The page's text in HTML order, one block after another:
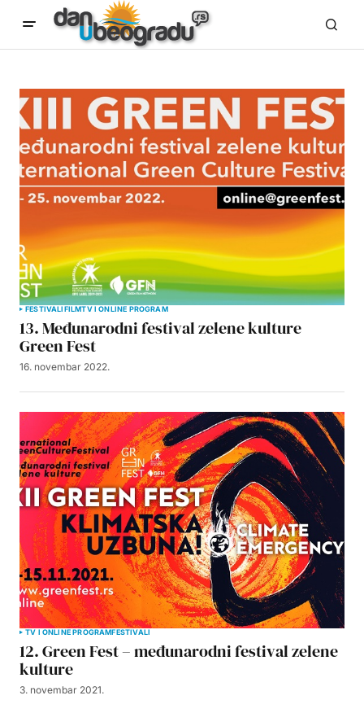
FESTIVALIFILMTV I ONLINE PROGRAM
13. Međunarodni festival zelene kulture
Green Fest
16. novembar 2022.
TV I ONLINE PROGRAMFESTIVALI
12. Green Fest – međunarodni festival zelene
kulture
3. novembar 2021.